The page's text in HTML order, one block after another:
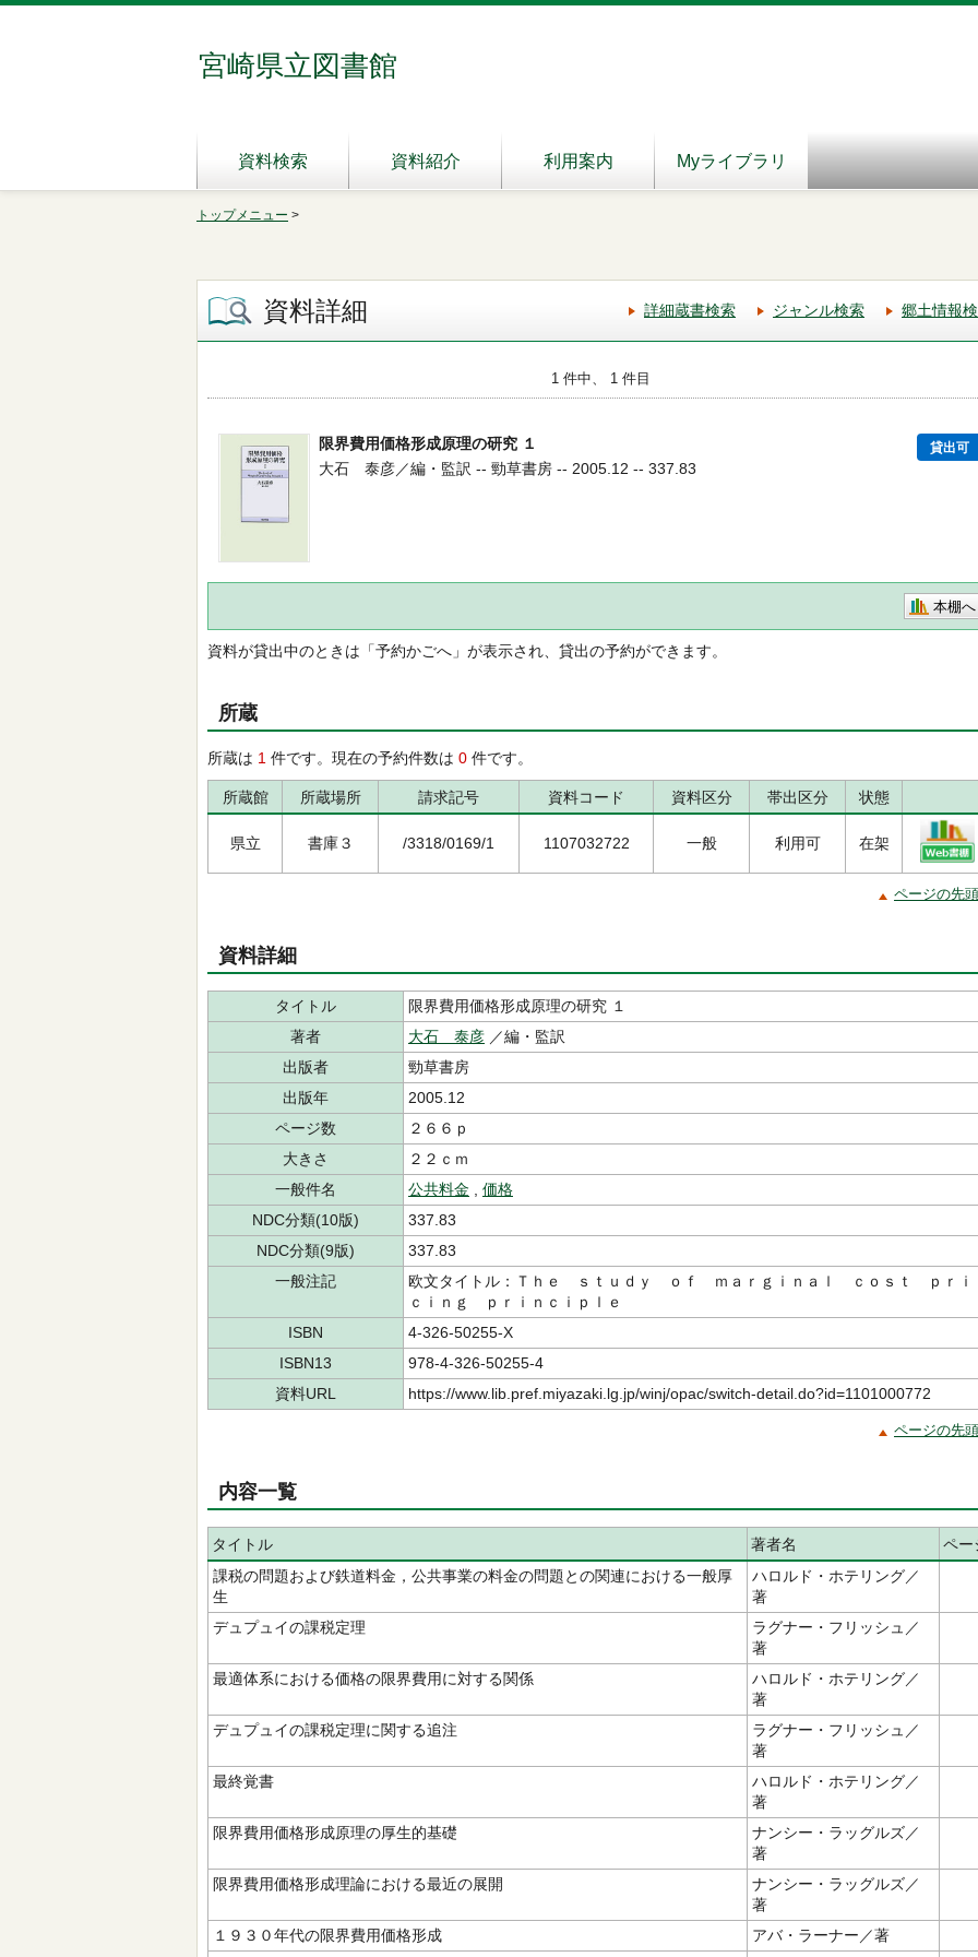
宮崎県立図書館
資料検索 資料紹介 利用案内 Myライブラリ
トップメニュー >
資料詳細 詳細蔵書検索 ジャンル検索 郷土情報
1 件中、 1 件目
限界費用価格形成原理の研究 １ 貸出可
大石 泰彦／編・監訳 -- 勁草書房 -- 2005.12 -- 337.83
本棚へ
資料が貸出中のときは「予約かごへ」が表示され、貸出の予約ができます。
所蔵
所蔵は 1 件です。現在の予約件数は 0 件です。
所蔵館 所蔵場所 請求記号 資料コード 資料区分 帯出区分 状態
県立 書庫３ /3318/0169/1 1107032722 一般 利用可 在架
ページの先
資料詳細
タイトル
限界費用価格形成原理の研究 １
著者
大石 泰彦 ／編・監訳
出版者
勁草書房
出版年
2005.12
ページ数
２６６ｐ
大きさ
２２ｃｍ
一般件名
公共料金
価格
NDC分類(10版)
337.83
NDC分類(9版)
337.83
一般注記
欧文タイトル：Ｔｈｅ ｓｔｕｄｙ ｏｆ ｍａｒｇｉｎａｌ ｃｏｓｔ ｐｒｉ
ｃｉｎｇ ｐｒｉｎｃｉｐｌｅ
ISBN
4-326-50255-X
ISBN13
978-4-326-50255-4
資料URL
https://www.lib.pref.miyazaki.lg.jp/winj/opac/switch-detail.do?id=1101000772
ページの先
内容一覧
タイトル 著者名
ペー
課税の問題および鉄道料金，公共事業の料金の問題との関連における一般厚
生
ハロルド・ホテリング／
著
デュプュイの課税定理
ラグナー・フリッシュ／
著
最適体系における価格の限界費用に対する関係
ハロルド・ホテリング／
著
デュプュイの課税定理に関する追注
ラグナー・フリッシュ／
著
最終覚書
ハロルド・ホテリング／
著
限界費用価格形成原理の厚生的基礎
ナンシー・ラッグルズ／
著
限界費用価格形成理論における最近の展開
ナンシー・ラッグルズ／
著
１９３０年代の限界費用価格形成
アバ・ラーナー／著